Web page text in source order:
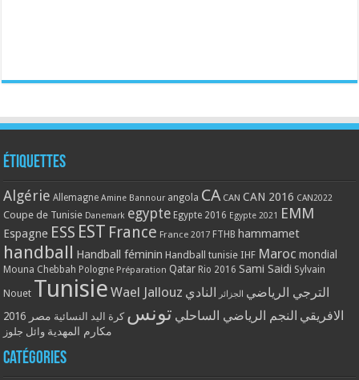
Étiquettes
Algérie Allemagne Amine Bannour angola CA CAN CAN 2016 CAN2022
Coupe de Tunisie Danemark egypte Egypte 2016 Egypte 2021 EMM
Espagne ESS EST France France 2017 FTHB hammamet
handball Handball féminin Handball tunisie IHF Maroc mondial
Mouna Chebbah Pologne Préparation Qatar Rio 2016 Sami Saidi Sylvain
Nouet Tunisie Wael Jallouz الترجي الرياضي الجزائر النادي
الافريقي النجم الرياضي الساحلي تونس كرة اليد النسائية مصر 2016
مكارم المهدية وائل جلوز
Catégories